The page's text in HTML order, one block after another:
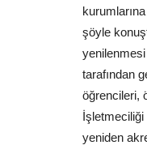
şöyle
yenilenmesi
tarafından
öğrencileri,
İşletmeciliği
yeniden